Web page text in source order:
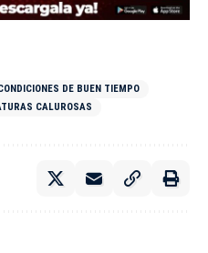
DE BUEN TIEMPO
CALUROSAS